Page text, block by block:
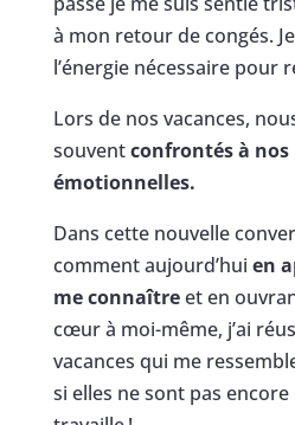
à mon retour de congés.
l’énergie nécessaire pour
Lors de nos vacances,
souventconfrontés à nos
émotionnelles.
Dans cette nouvelle
comment aujourd’hui en
me connaîtreet en
cœur à moi-même, j’ai
vacances qui me
si elles ne sont pas encore